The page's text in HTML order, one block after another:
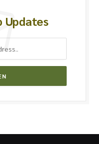
Updates